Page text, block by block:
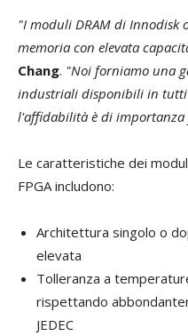
"I moduli DRAM di Innodisk
memoria con elevata
Chang. "Noi forniamo una
industriali disponibili in
l'affidabilità è di importanza
Le caratteristiche dei
FPGA includono:
Architettura singolo o
elevata
Tolleranza a
rispettando
JEDEC